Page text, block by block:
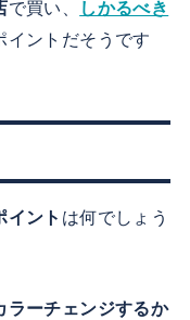
で買い、
しかるべき
イントだそうです
イント は何でしょう
ラーチェンジするか